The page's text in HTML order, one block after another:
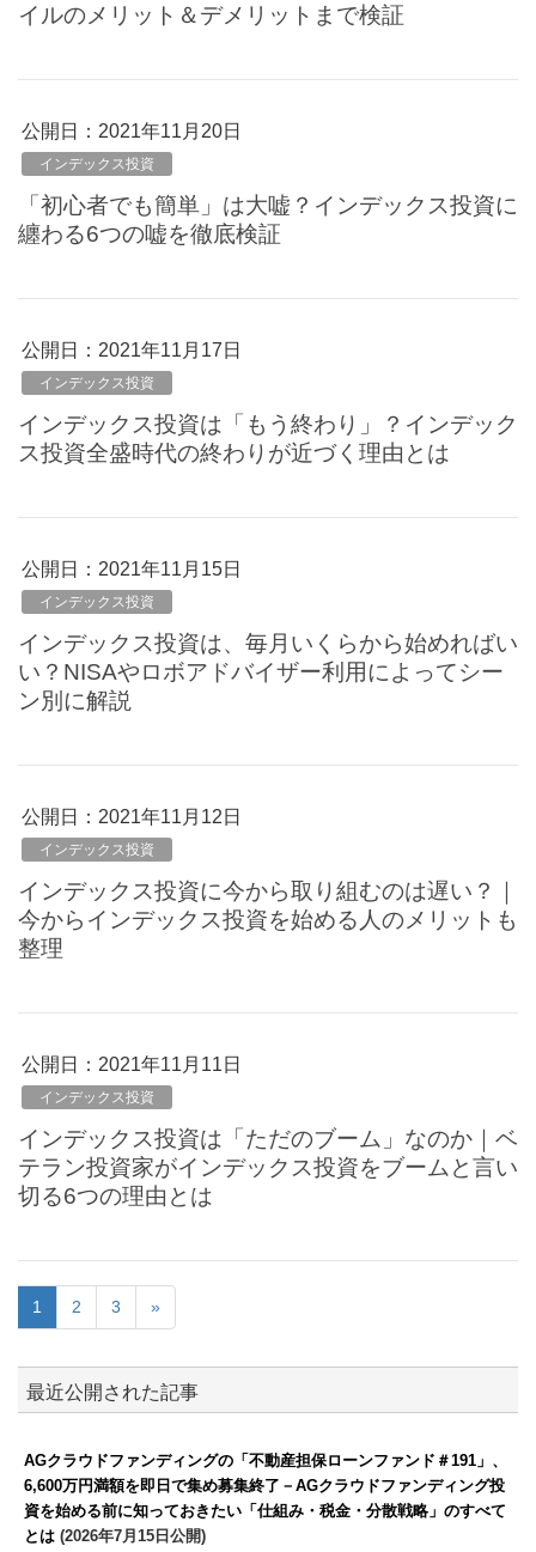
イルのメリット＆デメリットまで検証
公開日： 2021年11月20日
インデックス投資
「初心者でも簡単」は大嘘？インデックス投資に
纏わる6つの嘘を徹底検証
公開日： 2021年11月17日
インデックス投資
インデックス投資は「もう終わり」？インデック
ス投資全盛時代の終わりが近づく理由とは
公開日： 2021年11月15日
インデックス投資
インデックス投資は、毎月いくらから始めればい
い？NISAやロボアドバイザー利用によってシー
ン別に解説
公開日： 2021年11月12日
インデックス投資
インデックス投資に今から取り組むのは遅い？｜
今からインデックス投資を始める人のメリットも
整理
公開日： 2021年11月11日
インデックス投資
インデックス投資は「ただのブーム」なのか｜ベ
テラン投資家がインデックス投資をブームと言い
切る6つの理由とは
1 2 3 »
最近公開された記事
AGクラウドファンディングの「不動産担保ローンファンド＃191」、
6,600万円満額を即日で集め募集終了－AGクラウドファンディング投
資を始める前に知っておきたい「仕組み・税金・分散戦略」のすべて
とは (2026年7月15日公開)